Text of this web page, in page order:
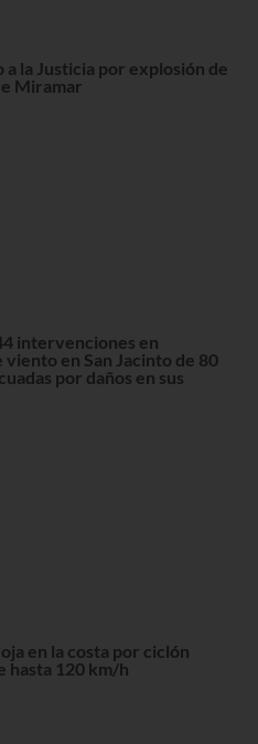
la Justicia por explosión de
Miramar
intervenciones en
viento en San Jacinto de 80
por daños en sus
en la costa por ciclón
hasta 120 km/h